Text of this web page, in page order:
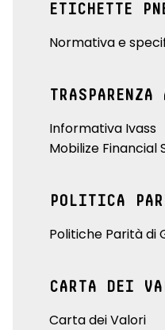
ETICHETTE
Normativa e
Informativa Ivass
Mobilize Financial
POLITICA
Politiche Parità di
CARTA DEI
Carta dei Valori